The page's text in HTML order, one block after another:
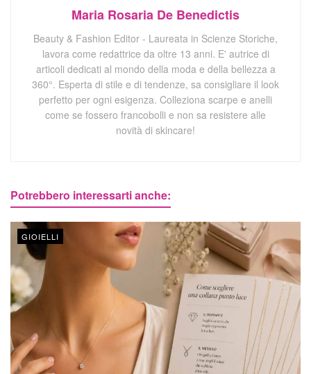
Maria Rosaria De Benedictis
Beauty & Fashion Editor - Laureata in Scienze Storiche,
lavora come redattrice da oltre 13 anni. E' autrice di
articoli dedicati al mondo della moda e della bellezza a
360°. Esperta di stile e di tendenze, sa consigliare il look
perfetto per ogni esigenza. Colleziona scarpe e anelli
come se fossero francobolli e non sa resistere alle
novità di skincare!
Potrebbero interessarti anche:
GIOIELLI